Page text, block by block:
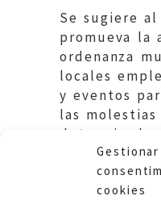
cookies
Se sugiere
promueva la
ordenanza
locales
y eventos
las molestias
municipio.